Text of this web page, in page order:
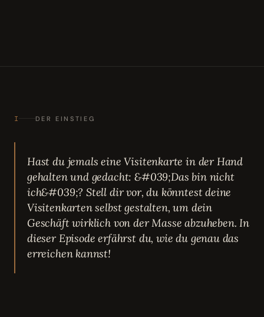
I DER EINSTIEG
Hast du jemals eine Visitenkarte in der Hand
gehalten und gedacht: &#039;Das bin nicht
ich&#039;? Stell dir vor, du könntest deine
Visitenkarten selbst gestalten, um dein
Geschäft wirklich von der Masse abzuheben. In
dieser Episode erfährst du, wie du genau das
erreichen kannst!